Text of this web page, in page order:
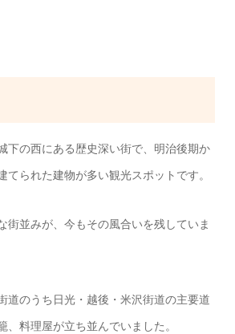
下の西にある歴史深い街で、明治後期か
てられた建物が多い観光スポットです。
街並みが、今もその風合いを残していま
道のうち日光・越後・米沢街道の主要道
、料理屋が立ち並んでいました。